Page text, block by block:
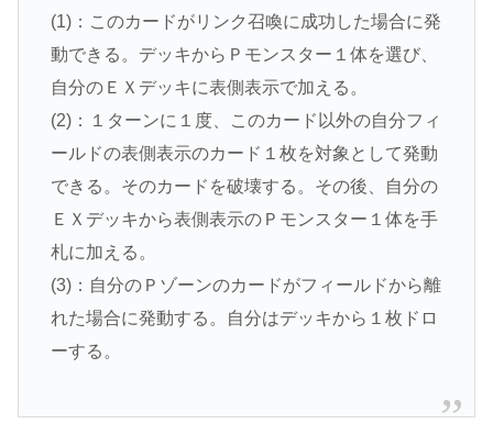
(1)：このカードがリンク召喚に成功した場合に発
動できる。デッキからＰモンスター１体を選び、
自分のＥＸデッキに表側表示で加える。
(2)：１ターンに１度、このカード以外の自分フィ
ールドの表側表示のカード１枚を対象として発動
できる。そのカードを破壊する。その後、自分の
ＥＸデッキから表側表示のＰモンスター１体を手
札に加える。
(3)：自分のＰゾーンのカードがフィールドから離
れた場合に発動する。自分はデッキから１枚ドロ
ーする。